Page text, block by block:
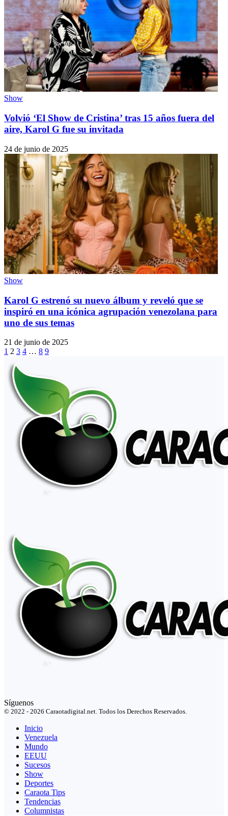
Show
Volvió ‘El Show de Cristina’ tras 15 años fuera del
aire, Karol G fue su invitada
24 de junio de 2025
Show
Karol G estrenó su nuevo álbum y reveló que se
inspiró en una icónica agrupación venezolana para
uno de sus temas
21 de junio de 2025
1 2 3 4 … 8 9
Síguenos
© 2022 - 2026 Caraotadigital.net. Todos los Derechos Reservados.
Inicio
Venezuela
Mundo
EEUU
Sucesos
Show
Deportes
Caraota Tips
Tendencias
Columnistas